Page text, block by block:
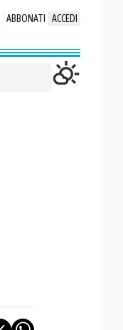
ABBONATI ACCEDI